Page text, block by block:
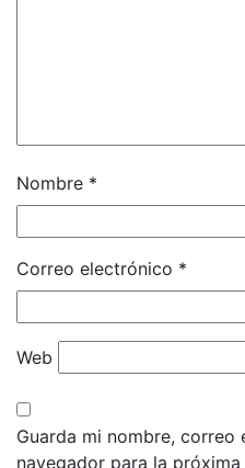
Nombre *
Correo electrónico *
Web
Guarda mi nombre,
navegador para la